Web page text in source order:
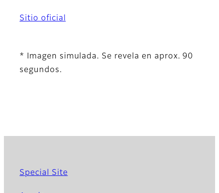
Sitio oficial
* Imagen simulada. Se revela en aprox. 90
segundos.
Special Site